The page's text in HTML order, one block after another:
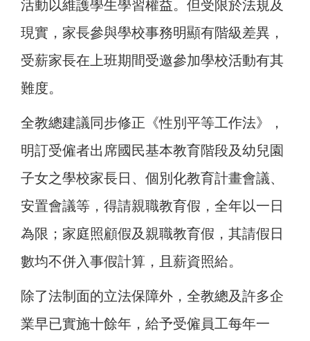
活動以維護學生學習權益。但受限於法規及
現實，家長參與學校事務明顯有階級差異，
受薪家長在上班期間受邀參加學校活動有其
難度。
全教總建議同步修正《性別平等工作法》，
明訂受僱者出席國民基本教育階段及幼兒園
子女之學校家長日、個別化教育計畫會議、
安置會議等，得請親職教育假，全年以一日
為限；家庭照顧假及親職教育假，其請假日
數均不併入事假計算，且薪資照給。
除了法制面的立法保障外，全教總及許多企
業早已實施十餘年，給予受僱員工每年一